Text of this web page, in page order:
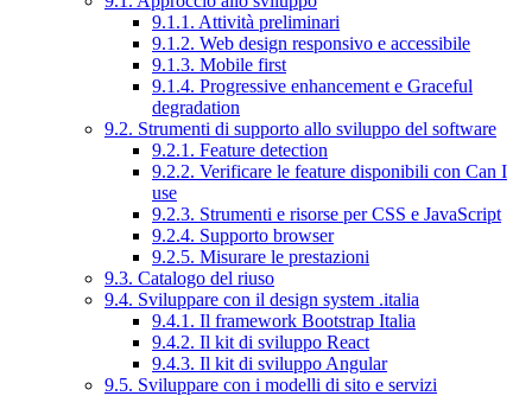
9.1.1. Attività preliminari
9.1.2. Web design responsivo e accessibile
9.1.3. Mobile first
9.1.4. Progressive enhancement e Graceful
degradation
9.2. Strumenti di supporto allo sviluppo del software
9.2.1. Feature detection
9.2.2. Verificare le feature disponibili con Can I
use
9.2.3. Strumenti e risorse per CSS e JavaScript
9.2.4. Supporto browser
9.2.5. Misurare le prestazioni
9.3. Catalogo del riuso
9.4. Sviluppare con il design system .italia
9.4.1. Il framework Bootstrap Italia
9.4.2. Il kit di sviluppo React
9.4.3. Il kit di sviluppo Angular
9.5. Sviluppare con i modelli di sito e servizi